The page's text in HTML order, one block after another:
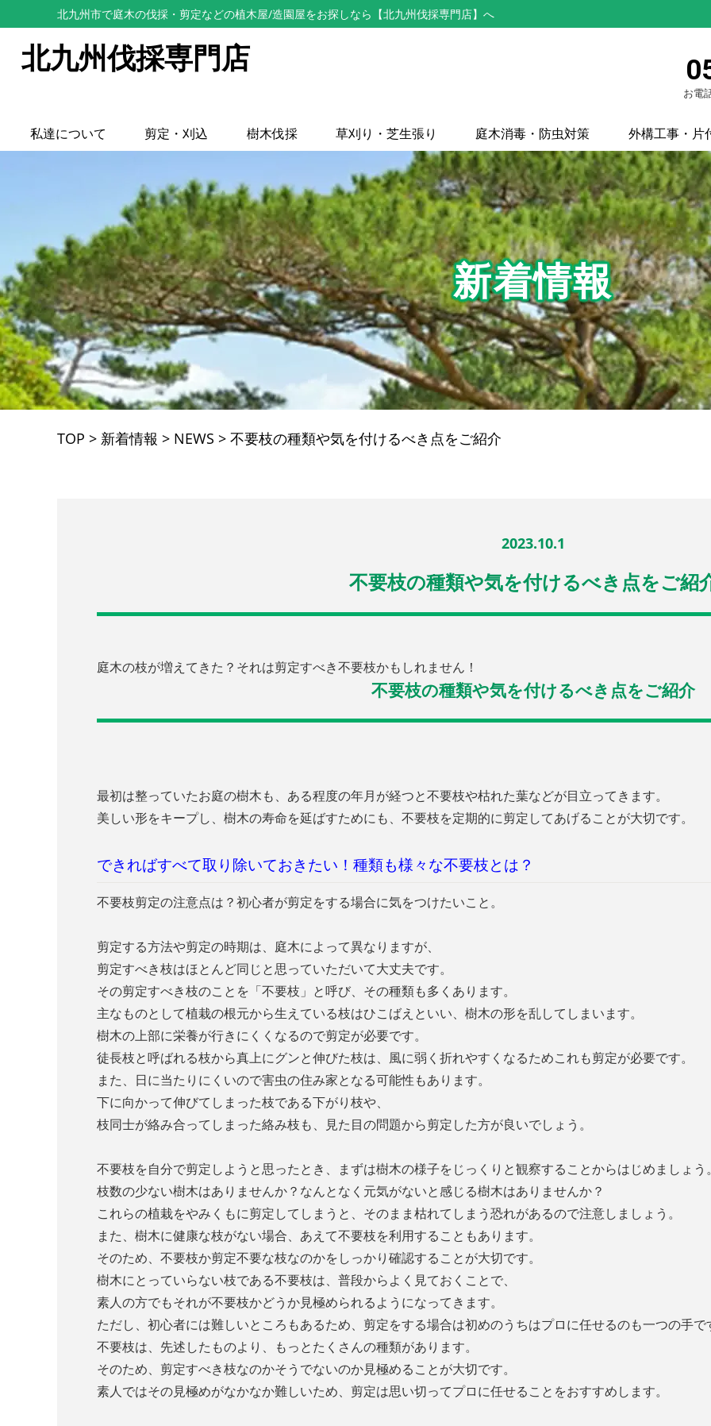
北九州市で庭木の伐採・剪定などの植木屋/造園屋をお探しなら【北九州伐採専門店】へ
北九州伐採専門店
お電
私達について 剪定・刈込 樹木伐採 草刈り・芝生張り 庭木消毒・防虫対策 外構工事・片
新着情報
TOP > 新着情報 > NEWS > 不要枝の種類や気を付けるべき点をご紹介
2023.10.1
不要枝の種類や気を付けるべき点をご紹
庭木の枝が増えてきた？それは剪定すべき不要枝かもしれません！
不要枝の種類や気を付けるべき点をご紹介
最初は整っていたお庭の樹木も、ある程度の年月が経つと不要枝や枯れた葉などが目立ってきます。
美しい形をキープし、樹木の寿命を延ばすためにも、不要枝を定期的に剪定してあげることが大切です。
できればすべて取り除いておきたい！種類も様々な不要枝とは？
不要枝剪定の注意点は？初心者が剪定をする場合に気をつけたいこと。
剪定する方法や剪定の時期は、庭木によって異なりますが、
剪定すべき枝はほとんど同じと思っていただいて大丈夫です。
その剪定すべき枝のことを「不要枝」と呼び、その種類も多くあります。
主なものとして植栽の根元から生えている枝はひこばえといい、樹木の形を乱してしまいます。
樹木の上部に栄養が行きにくくなるので剪定が必要です。
徒長枝と呼ばれる枝から真上にグンと伸びた枝は、風に弱く折れやすくなるためこれも剪定が必要です。
また、日に当たりにくいので害虫の住み家となる可能性もあります。
下に向かって伸びてしまった枝である下がり枝や、
枝同士が絡み合ってしまった絡み枝も、見た目の問題から剪定した方が良いでしょう。
不要枝を自分で剪定しようと思ったとき、まずは樹木の様子をじっくりと観察することからはじめましょう
枝数の少ない樹木はありませんか？なんとなく元気がないと感じる樹木はありませんか？
これらの植栽をやみくもに剪定してしまうと、そのまま枯れてしまう恐れがあるので注意しましょう。
また、樹木に健康な枝がない場合、あえて不要枝を利用することもあります。
そのため、不要枝か剪定不要な枝なのかをしっかり確認することが大切です。
樹木にとっていらない枝である不要枝は、普段からよく見ておくことで、
素人の方でもそれが不要枝かどうか見極められるようになってきます。
ただし、初心者には難しいところもあるため、剪定をする場合は初めのうちはプロに任せるのも一つの手で
不要枝は、先述したものより、もっとたくさんの種類があります。
そのため、剪定すべき枝なのかそうでないのか見極めることが大切です。
素人ではその見極めがなかなか難しいため、剪定は思い切ってプロに任せることをおすすめします。